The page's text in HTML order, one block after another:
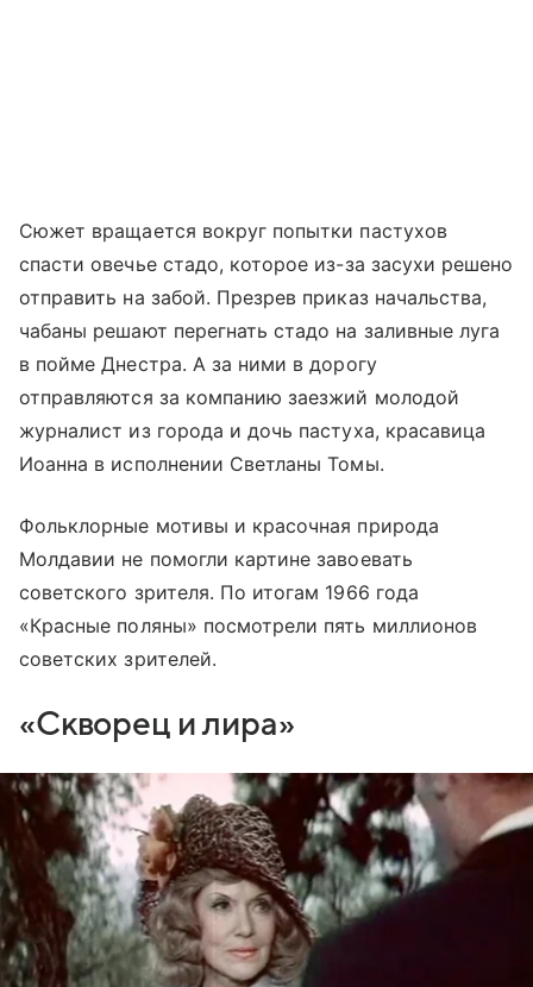
Сюжет вращается вокруг попытки пастухов
спасти овечье стадо, которое из-за засухи решено
отправить на забой. Презрев приказ начальства,
чабаны решают перегнать стадо на заливные луга
в пойме Днестра. А за ними в дорогу
отправляются за компанию заезжий молодой
журналист из города и дочь пастуха, красавица
Иоанна в исполнении Светланы Томы.
Фольклорные мотивы и красочная природа
Молдавии не помогли картине завоевать
советского зрителя. По итогам 1966 года
«Красные поляны» посмотрели пять миллионов
советских зрителей.
«Скворец и лира»